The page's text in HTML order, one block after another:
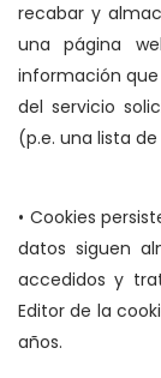
recabar y
una página
información
del servicio
(p.e. una lista
• Cookies
datos siguen
accedidos y
Editor de la
años.